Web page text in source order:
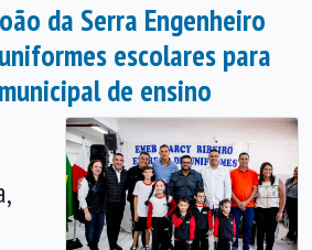
da Serra Engenheiro
escolares para
de ensino